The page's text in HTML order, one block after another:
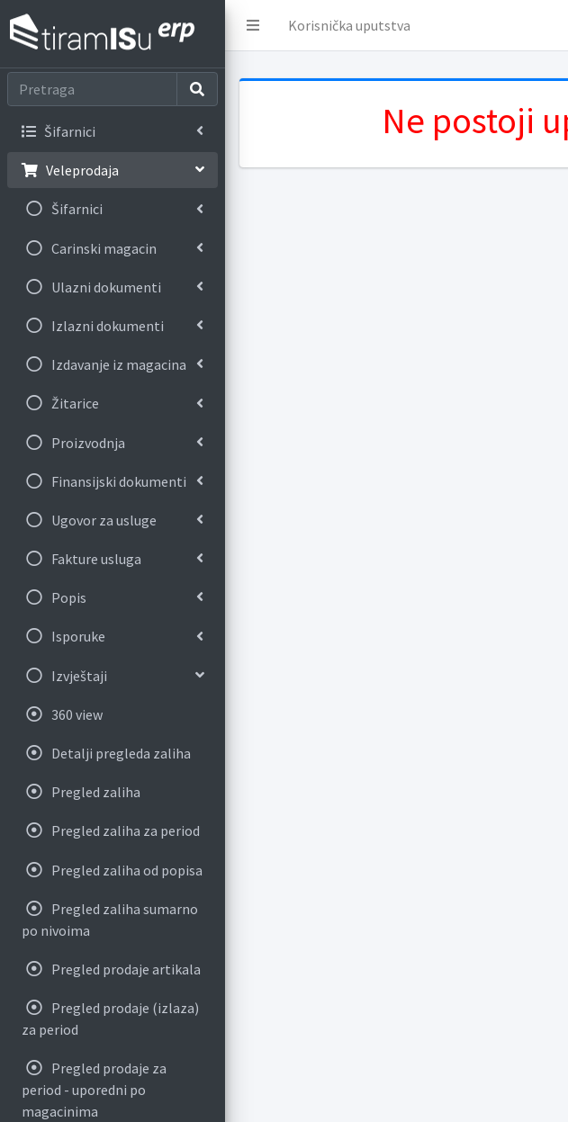
Korisnička uputstva
Šifarnici
Veleprodaja
Šifarnici
Carinski magacin
Ulazni dokumenti
Izlazni dokumenti
Izdavanje iz magacina
Žitarice
Proizvodnja
Finansijski dokumenti
Ugovor za usluge
Fakture usluga
Popis
Isporuke
Izvještaji
360 view
Detalji pregleda zaliha
Pregled zaliha
Pregled zaliha za period
Pregled zaliha od popisa
Pregled zaliha sumarno
po nivoima
Pregled prodaje artikala
Pregled prodaje (izlaza)
za period
Pregled prodaje za
period - uporedni po
magacinima
Ne postoji